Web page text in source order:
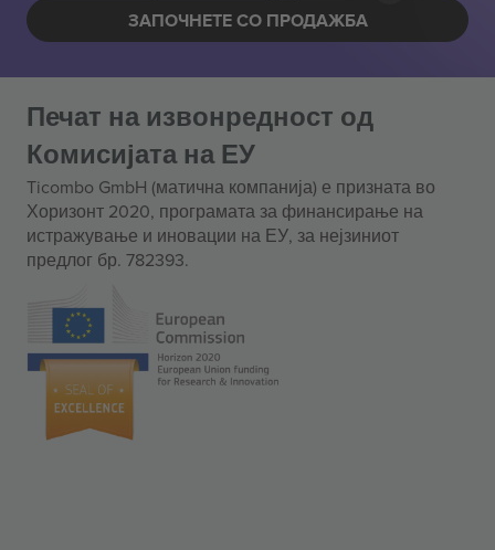
ЗАПОЧНЕТЕ СО ПРОДАЖБА
Печат на извонредност од
Комисијата на ЕУ
Ticombo GmbH (матична компанија) е призната во
Хоризонт 2020, програмата за финансирање на
истражување и иновации на ЕУ, за нејзиниот
предлог бр. 782393.